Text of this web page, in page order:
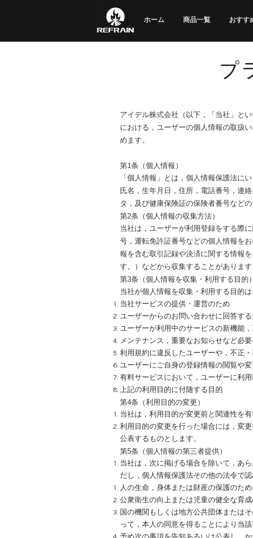
ホーム 商品一覧 おすす
プ
アイデル株式会社（以下，「当社」と
における，ユーザーの個人情報の取扱
めます。
第1条（個人情報）
「個人情報」とは，個人情報保護法に
氏名，生年月日，住所，電話番号，連
タ，及び健康保険証の保険者番号など
第2条（個人情報の収集方法）
当社は，ユーザーが利用登録をする際
号，運転免許証番号などの個人情報を
報を含む取引記録や決済に関する情報
す。）などから収集することがあります
第3条（個人情報を収集・利用する目的）
当社が個人情報を収集・利用する目的は
当社サービスの提供・運営のため
ユーザーからのお問い合わせに回答す
ユーザーが利用中のサービスの新機能
メンテナンス，重要なお知らせなど必
利用規約に違反したユーザーや，不正
ユーザーにご自身の登録情報の閲覧や
有料サービスにおいて，ユーザーに利
上記の利用目的に付随する目的
第4条（利用目的の変更）
当社は，利用目的が変更前と関連性を
利用目的の変更を行った場合には，変
公表するものとします。
第5条（個人情報の第三者提供）
当社は，次に掲げる場合を除いて，あ
だし，個人情報保護法その他の法令で
人の生命，身体または財産の保護のた
公衆衛生の向上または児童の健全な育
国の機関もしくは地方公共団体または
って，本人の同意を得ることにより当